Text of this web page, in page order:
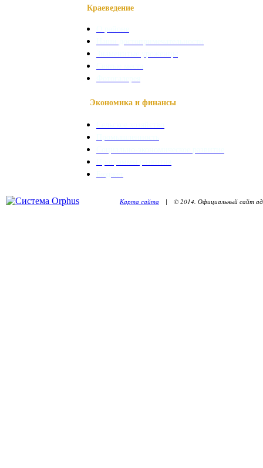
Краеведение
Экономика и финансы
Карта сайта | © 2014. Официальный сайт